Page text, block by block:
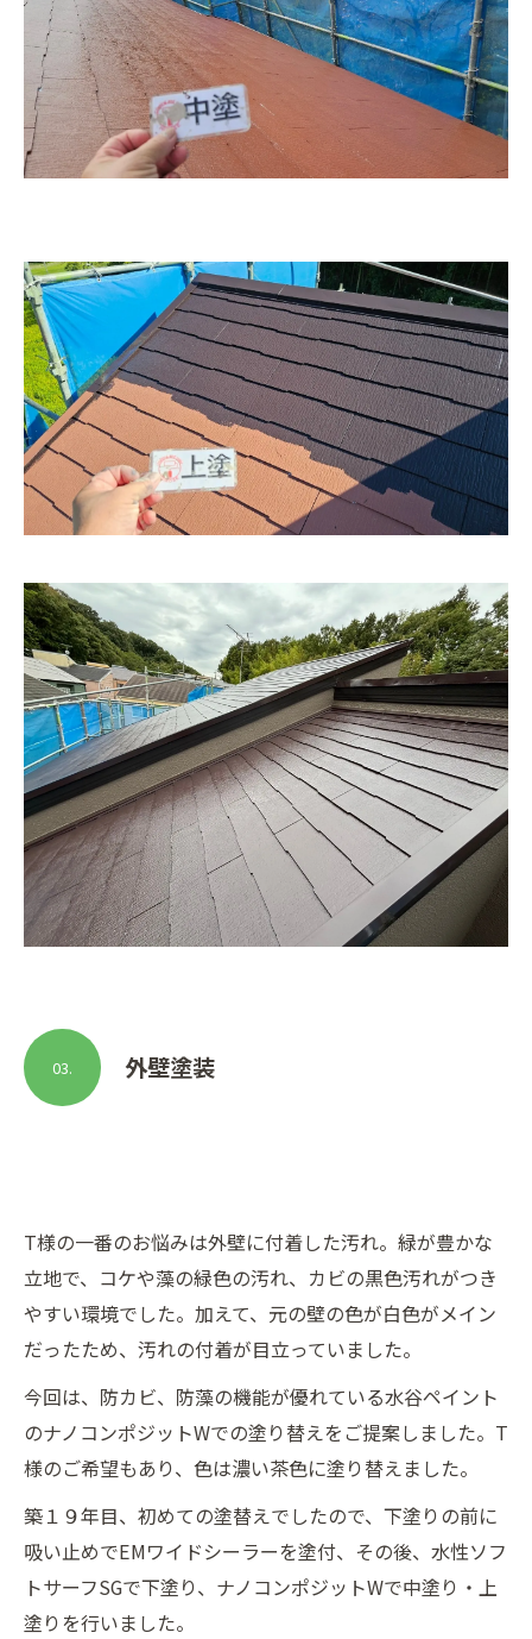
外壁塗装
03.
T様の一番のお悩みは外壁に付着した汚れ。緑が豊かな
立地で、コケや藻の緑色の汚れ、カビの黒色汚れがつき
やすい環境でした。加えて、元の壁の色が白色がメイン
だったため、汚れの付着が目立っていました。
今回は、防カビ、防藻の機能が優れている水谷ペイント
のナノコンポジットWでの塗り替えをご提案しました。T
様のご希望もあり、色は濃い茶色に塗り替えました。
築１９年目、初めての塗替えでしたので、下塗りの前に
吸い止めでEMワイドシーラーを塗付、その後、水性ソフ
トサーフSGで下塗り、ナノコンポジットWで中塗り・上
塗りを行いました。